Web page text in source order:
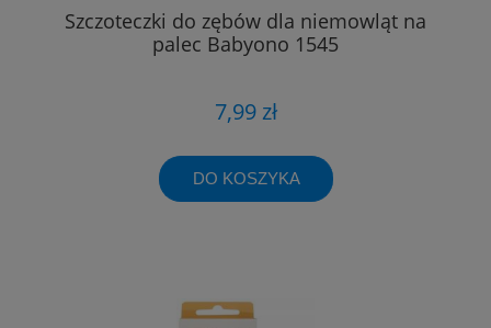
Szczoteczki do zębów dla niemowląt na
palec Babyono 1545
7,99 zł
DO KOSZYKA